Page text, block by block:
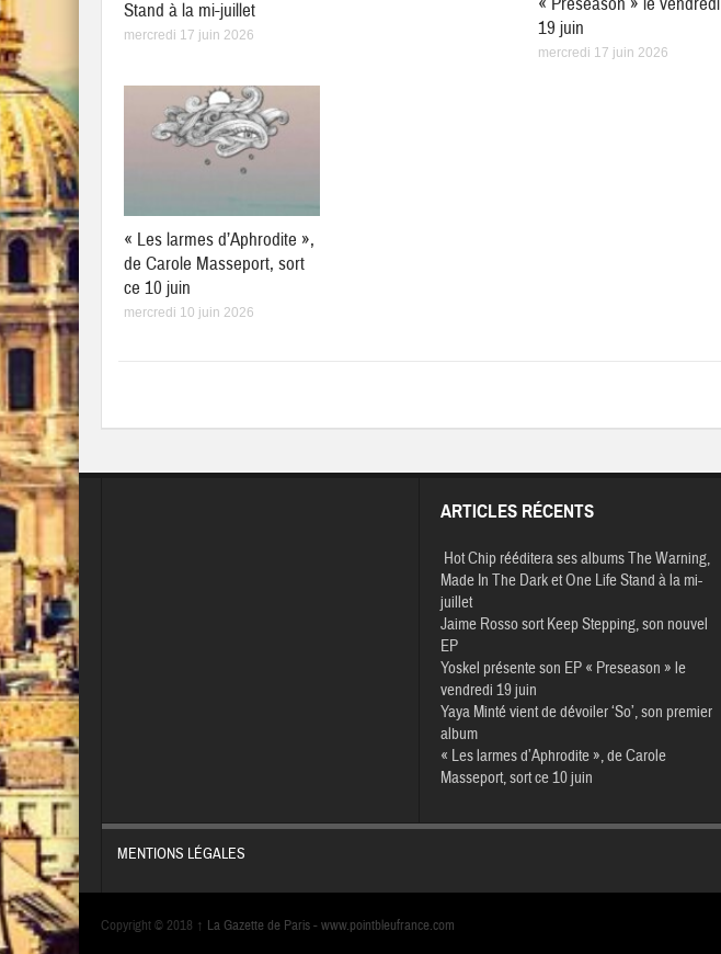
Stand à la mi-juillet
mercredi 17 juin 2026
19 juin
mercredi 17 juin 2026
« Les larmes d’Aphrodite »,
de Carole Masseport, sort
ce 10 juin
mercredi 10 juin 2026
ARTICLES RÉCENTS
Hot Chip rééditera ses albums The Warning,
Made In The Dark et One Life Stand à la mi-
juillet
Jaime Rosso sort Keep Stepping, son nouvel
EP
Yoskel présente son EP « Preseason » le
vendredi 19 juin
Yaya Minté vient de dévoiler ‘So’, son premier
album
« Les larmes d’Aphrodite », de Carole
Masseport, sort ce 10 juin
MENTIONS LÉGALES
Copyright © 2018 ↑ La Gazette de Paris -www.pointbleufrance.com